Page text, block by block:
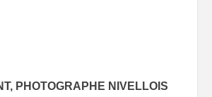
PHOTOGRAPHE NIVELLOIS